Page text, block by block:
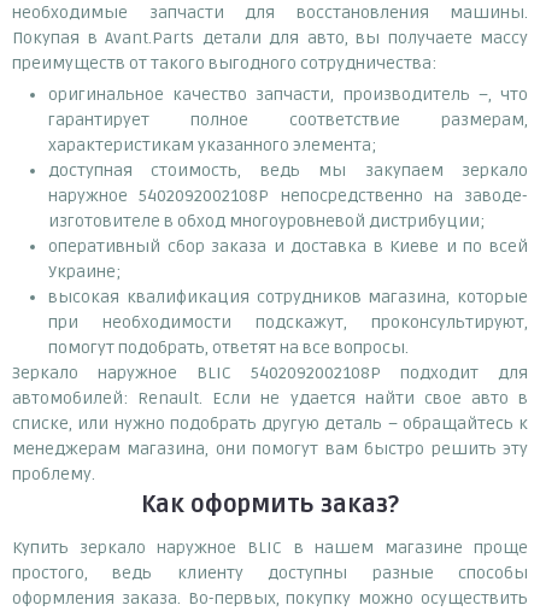
необходимые запчасти для восстановления машины.
Покупая в Avant.Parts детали для авто, вы получаете массу
преимуществ от такого выгодного сотрудничества:
оригинальное качество запчасти, производитель –, что
гарантирует полное соответствие размерам,
характеристикам указанного элемента;
доступная стоимость, ведь мы закупаем зеркало
наружное 5402092002108P непосредственно на заводе-
изготовителе в обход многоуровневой дистрибуции;
оперативный сбор заказа и доставка в Киеве и по всей
Украине;
высокая квалификация сотрудников магазина, которые
при необходимости подскажут, проконсультируют,
помогут подобрать, ответят на все вопросы.
Зеркало наружное BLIC 5402092002108P подходит для
автомобилей: Renault. Если не удается найти свое авто в
списке, или нужно подобрать другую деталь – обращайтесь к
менеджерам магазина, они помогут вам быстро решить эту
проблему.
Как оформить заказ?
Купить зеркало наружное BLIC в нашем магазине проще
простого, ведь клиенту доступны разные способы
оформления заказа. Во-первых, покупку можно осуществить